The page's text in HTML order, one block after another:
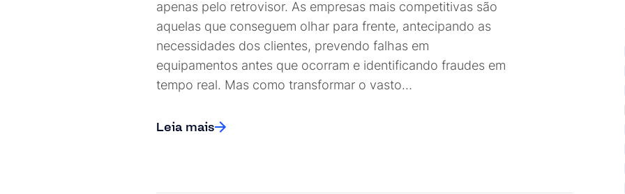
apenas pelo retrovisor. As empresas mais competitivas são
aquelas que conseguem olhar para frente, antecipando as
necessidades dos clientes, prevendo falhas em
equipamentos antes que ocorram e identificando fraudes em
tempo real. Mas como transformar o vasto…
Leia mais